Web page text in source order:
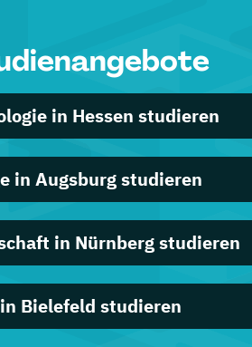
in Hessen studieren
in Augsburg studieren
in Nürnberg studieren
Bielefeld studieren